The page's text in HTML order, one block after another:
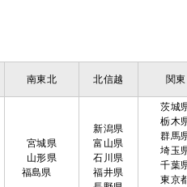
料
南東北 北信越 関東
宮城県
山形県
福島県
新潟県
富山県
石川県
福井県
茨城
栃木
群馬
埼玉
千葉
東京